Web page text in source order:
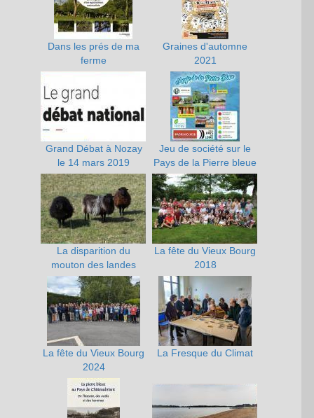
Dans les prés de ma
ferme
Graines d'automne
2021
Grand Débat à Nozay
le 14 mars 2019
Jeu de société sur le
Pays de la Pierre bleue
La disparition du
mouton des landes
La fête du Vieux Bourg
2018
La fête du Vieux Bourg
2024
La Fresque du Climat